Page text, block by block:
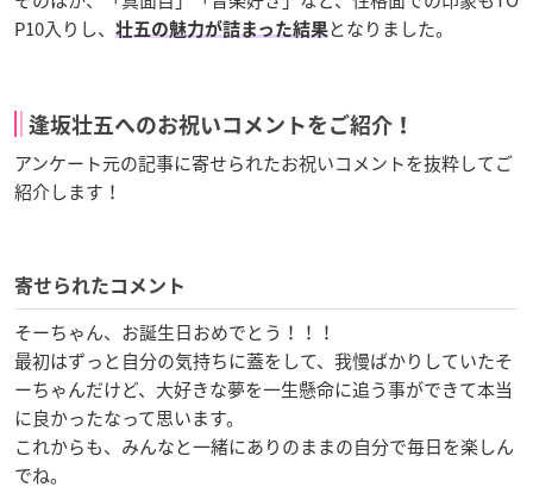
P10入りし、
壮五の魅力が詰まった結果となりました。
逢坂壮五へのお祝いコメントをご紹介！
アンケート元の記事に寄せられたお祝いコメントを抜粋してご
紹介します！
寄せられたコメント
そーちゃん、お誕生日おめでとう！！！
最初はずっと自分の気持ちに蓋をして、我慢ばかりしていたそ
ーちゃんだけど、大好きな夢を一生懸命に追う事ができて本当
に良かったなって思います。
これからも、みんなと一緒にありのままの自分で毎日を楽しん
でね。